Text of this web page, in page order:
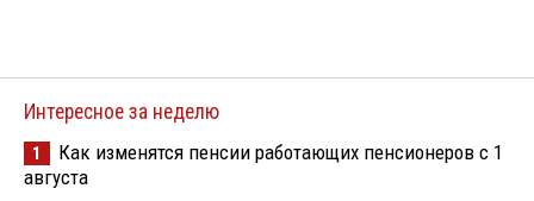
Интересное за неделю
1
Как изменятся пенсии работающих пенсионеров с 1
августа